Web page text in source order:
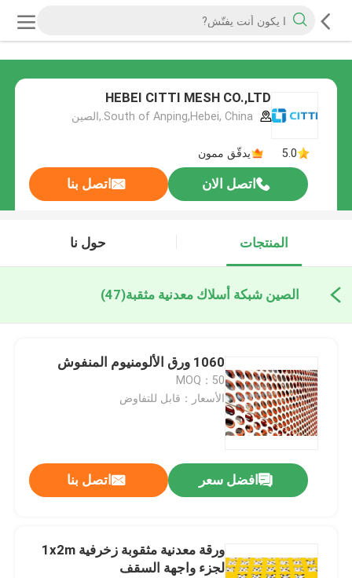
HEBEI CITTI MESH CO.,LTD
5.0 يدقّق ممون
اتصل الان اتصل بنا
المنتجات حول نا
الصين شبكة أسلاك معدنية مثقبة(47)
1060 ورق الألومنيوم المنفوش
MOQ：50
الأسعار：قابل للتفاوض
افضل سعر اتصل بنا
ورقة معدنية مثقوبة زخرفية 1x2m
لجزء واجهة السقف